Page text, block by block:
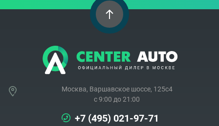
Москва, Варшавское шоссе, 125с4
c 9:00 до 21:00
+7 (495) 021-97-71